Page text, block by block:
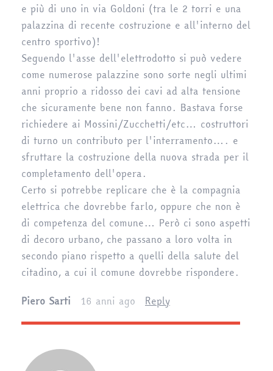
e più di uno in via Goldoni (tra le 2 torri e una
palazzina di recente costruzione e all'interno del
centro sportivo)!
Seguendo l'asse dell'elettrodotto si può vedere
come numerose palazzine sono sorte negli ultimi
anni proprio a ridosso dei cavi ad alta tensione
che sicuramente bene non fanno. Bastava forse
richiedere ai Mossini/Zucchetti/etc… costruttori
di turno un contributo per l'interramento…. e
sfruttare la costruzione della nuova strada per il
completamento dell'opera.
Certo si potrebbe replicare che è la compagnia
elettrica che dovrebbe farlo, oppure che non è
di competenza del comune… Però ci sono aspetti
di decoro urbano, che passano a loro volta in
secondo piano rispetto a quelli della salute del
citadino, a cui il comune dovrebbe rispondere.
Piero Sarti
16 anni ago Reply